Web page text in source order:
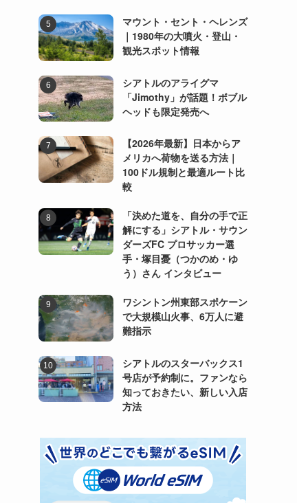
マウント・セント・ヘレンズ
｜1980年の大噴火・登山・
観光スポット情報
シアトルのアライグマ
「Jimothy」が話題！ボブル
ヘッドも限定発売へ
【2026年最新】日本からア
メリカへ荷物を送る方法｜
100ドル規制と最適ルート比
較
「決めた道を、自分の手で正
解にする」シアトル・サウン
ダーズFC プロサッカー選
手・塚目憂（つかのめ・ゆ
う）さん インタビュー
ワシントン州東部スポケーン
で大規模山火事、6万人に避
難指示
シアトルのスターバックス1
号店が予約制に。ファンなら
知っておきたい、新しい入店
方法